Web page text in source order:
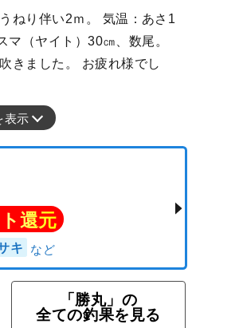
ねり伴い2ｍ。 気温：あさ1
（ヤイト）30㎝、数尾。
きました。 お疲れ様でし
表示
ント還元「勝丸」の
全ての釣果を見る